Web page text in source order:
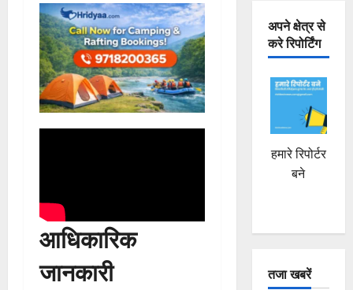
आधिकारिक
जानकारी
अपने क्षेत्र से
करे रिपोर्टिंग
हमारे रिपोर्टर
बने
तजा खबरें